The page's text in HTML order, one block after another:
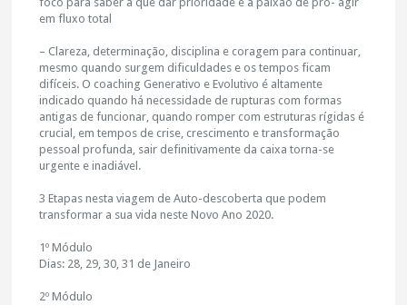
em fluxo total
– Clareza, determinação, disciplina e coragem para continuar,
mesmo quando surgem dificuldades e os tempos ficam
difíceis. O coaching Generativo e Evolutivo é altamente
indicado quando há necessidade de rupturas com formas
antigas de funcionar, quando romper com estruturas rígidas é
crucial, em tempos de crise, crescimento e transformação
pessoal profunda, sair definitivamente da caixa torna-se
urgente e inadiável.
3 Etapas nesta viagem de Auto-descoberta que podem
transformar a sua vida neste Novo Ano 2020.
1º Módulo
Dias: 28, 29, 30, 31 de Janeiro
2º Módulo